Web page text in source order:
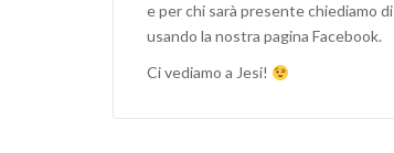
e per chi sarà presente chiediamo di
usando la nostra pagina Facebook.
Ci vediamo a Jesi!